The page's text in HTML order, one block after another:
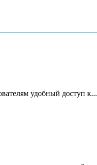
удобный доступ к...